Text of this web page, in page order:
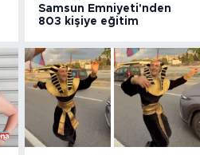
Samsun Emniyeti'nden
803 kişiye eğitim